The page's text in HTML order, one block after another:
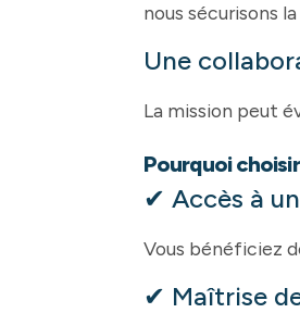
nous sécurisons
Une
La mission peut
Pourquoi
✔ Accès à
Vous bénéficiez
✔ Maîtrise